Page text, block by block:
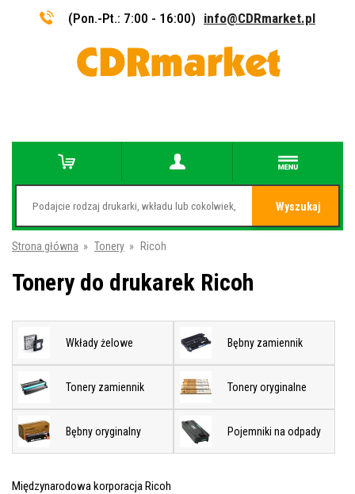
(Pon.-Pt.: 7:00 - 16:00) info@CDRmarket.pl
Wyszukaj
Strona główna » Tonery » Ricoh
Tonery do drukarek Ricoh
Wkłady żelowe Bębny zamiennik
Tonery zamiennik Tonery oryginalne
Bębny oryginalny Pojemniki na odpady
Międzynarodowa korporacja Ricoh